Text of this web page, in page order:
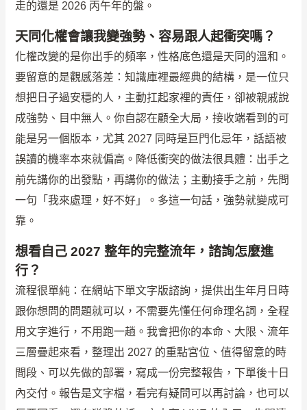
走的還是 2026 丙午年的盤。
天同化權會讓我變強勢、容易跟人起衝突嗎？
化權改變的是你出手的頻率，性格底色還是天同的溫和。
要留意的是觀感落差：知識庫裡最經典的結構，是一位只
想把日子過安穩的人，主動扛起家裡的責任，卻被親戚說
成強勢、目中無人。你自認在顧全大局，接收端看到的可
能是另一個版本，尤其 2027 同時是巨門化忌年，話語被
誤讀的機率本來就偏高。降低衝突的做法很具體：出手之
前先講你的出發點，再講你的做法；主動接手之前，先問
一句「我來處理，好不好」。多這一句話，強勢就變成可
靠。
想看自己 2027 整年的完整流年，諮詢怎麼進
行？
流程很單純：在網站下單文字版諮詢，提供出生年月日時
跟你想問的問題就可以，不需要先懂任何命理名詞，全程
用文字進行，不用跑一趟。我會把你的本命、大限、流年
三層疊起來看，整理出 2027 的重點宮位、值得留意的時
間段、可以先做的部署，寫成一份完整報告，下單後十日
內交付。報告是文字檔，看完有疑問可以再討論，也可以